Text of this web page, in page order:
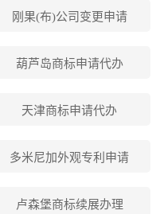
刚果(布)公司变更申请
葫芦岛商标申请代办
天津商标申请代办
多米尼加外观专利申请
卢森堡商标续展办理